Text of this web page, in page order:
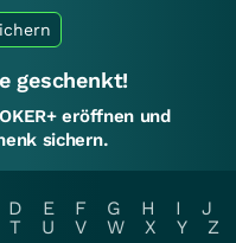
geschenkt!
eröffnen und
sichern.
D E F G H I
J
T U V W X Y
Z